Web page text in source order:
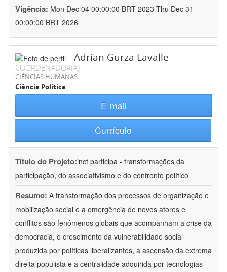
Vigência: Mon Dec 04 00:00:00 BRT 2023-Thu Dec 31
00:00:00 BRT 2026
Adrian Gurza Lavalle
COORDENADOR(A)
CIÊNCIAS HUMANAS
Ciência Política
E-mail
Currículo
Título do Projeto:inct participa - transformações da
participação, do associativismo e do confronto político
Resumo: A transformação dos processos de organização e
mobilização social e a emergência de novos atores e
conflitos são fenômenos globais que acompanham a crise da
democracia, o crescimento da vulnerabilidade social
produzida por políticas liberalizantes, a ascensão da extrema
direita populista e a centralidade adquirida por tecnologias